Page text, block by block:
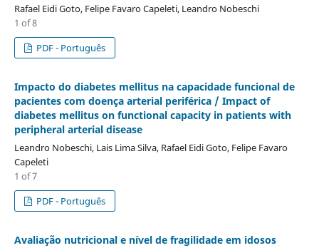
Rafael Eidi Goto, Felipe Favaro Capeleti, Leandro Nobeschi
1 of 8
PDF - Português
Impacto do diabetes mellitus na capacidade funcional de
pacientes com doença arterial periférica / Impact of
diabetes mellitus on functional capacity in patients with
peripheral arterial disease
Leandro Nobeschi, Lais Lima Silva, Rafael Eidi Goto, Felipe Favaro
Capeleti
1 of 7
PDF - Português
Avaliação nutricional e nível de fragilidade em idosos